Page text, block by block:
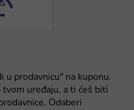
u prodavnicu" na kuponu.
tvom uređaju, a ti ćeš biti
Odaberi